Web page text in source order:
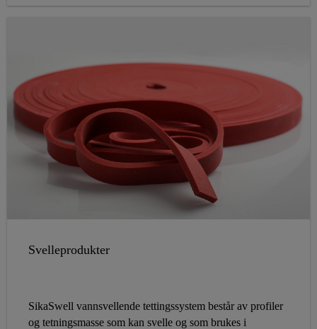
Svelleprodukter
SikaSwell vannsvellende tettingssystem består av profiler
og tetningsmasse som kan svelle og som brukes i